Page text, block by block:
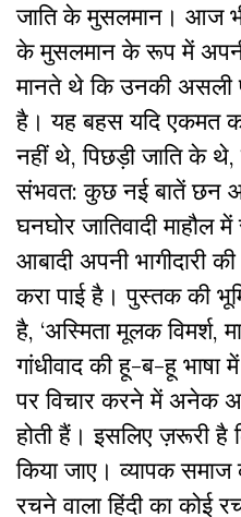
जाति के मुसलमान। आज भी
के मुसलमान के रूप में
मानते थे कि उनकी असली
है। यह बहस यदि एकमत
नहीं थे, पिछड़ी जाति के थे,
संभवत: कुछ नई बातें छन
घनघोर जातिवादी माहौल
आबादी अपनी भागीदारी
करा पाई है। पुस्तक की
है, ‘अस्मिता मूलक विमर्श,
गांधीवाद की हू-ब-हू भाषा
पर विचार करने में अनेक
होती हैं। इसलिए ज़रूरी
किया जाए। व्यापक
रचने वाला हिंदी का कोई